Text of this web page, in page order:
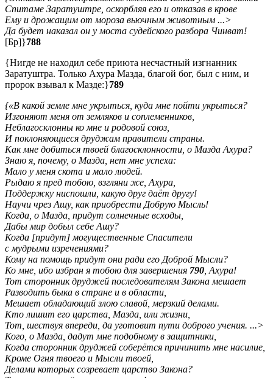
Спитаме Заратуштре, оскорбляя его и отказав в крове
Ему и дрожащим от мороза вьючным животным ...>
Да будет наказал он у моста судейского разбора Чинват!
[Бр]}788
{Нигде не находил себе приюта несчастный изгнанник
Заратуштра. Только Ахура Мазда, благой бог, был с ним, и
пророк взывал к Мазде:}789
{«В какой земле мне укрыться, куда мне пойти укрыться?
Изгоняют меня от земляков и соплеменников,
Неблагосклонны ко мне и родовой союз,
И поклоняющиеся друджам правители страны.
Как мне добиться твоей благосклонности, о Мазда Ахура?
Знаю я, почему, о Мазда, нет мне успеха:
Мало у меня скота и мало людей.
Рыдаю я пред тобою, взгляни же, Ахура,
Поддержку ниспошли, какую друг даёт другу!
Научи чрез Ашу, как приобрести Добрую Мысль!
Когда, о Мазда, придут солнечные всходы,
Дабы мир добыл себе Ашу?
Когда [придут] могущественные Спасители
с мудрыми изречениями?
Кому на помощь придут они ради его Доброй Мысли?
Ко мне, ибо избран я тобою для завершения 790 , Ахура!
Тот сторонник друджей последователям Закона мешает
Разводить быка в стране и в области,
Мешает обладающий злою славой, мерзкий делами.
Кто лишит его царства, Мазда, или жизни,
Тот, шествуя впереди, да уготовит пути доброго учения. ...>
Кого, о Мазда, дадут мне подобному в защитники,
Когда сторонник друджей соберётся причинить мне насилие,
Кроме Огня твоего и Мысли твоей,
Делами которых созревает царство Закона?